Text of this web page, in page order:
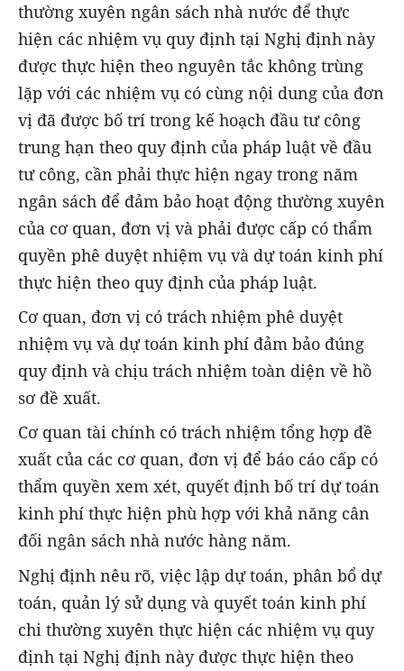
thường xuyên ngân sách nhà nước để thực
hiện các nhiệm vụ quy định tại Nghị định này
được thực hiện theo nguyên tắc không trùng
lặp với các nhiệm vụ có cùng nội dung của đơn
vị đã được bố trí trong kế hoạch đầu tư công
trung hạn theo quy định của pháp luật về đầu
tư công, cần phải thực hiện ngay trong năm
ngân sách để đảm bảo hoạt động thường xuyên
của cơ quan, đơn vị và phải được cấp có thẩm
quyền phê duyệt nhiệm vụ và dự toán kinh phí
thực hiện theo quy định của pháp luật.
Cơ quan, đơn vị có trách nhiệm phê duyệt
nhiệm vụ và dự toán kinh phí đảm bảo đúng
quy định và chịu trách nhiệm toàn diện về hồ
sơ đề xuất.
Cơ quan tài chính có trách nhiệm tổng hợp đề
xuất của các cơ quan, đơn vị để báo cáo cấp có
thẩm quyền xem xét, quyết định bố trí dự toán
kinh phí thực hiện phù hợp với khả năng cân
đối ngân sách nhà nước hàng năm.
Nghị định nêu rõ, việc lập dự toán, phân bổ dự
toán, quản lý sử dụng và quyết toán kinh phí
chi thường xuyên thực hiện các nhiệm vụ quy
định tại Nghị định này được thực hiện theo